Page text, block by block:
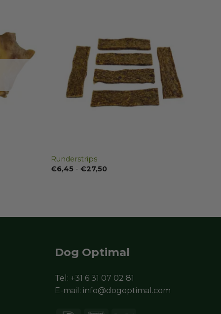
Runderstrips
€6,45 - €27,50
Dog Optimal
Tel: +31 6 31 07 02 81
E-mail: info@dogoptimal.com